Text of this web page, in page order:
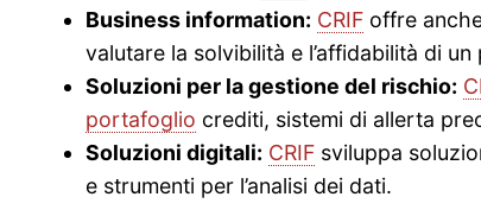
Business information: CRIF offre
valutare la solvibilità e l’affidabilità di
Soluzioni per la gestione del rischio:
portafoglio crediti, sistemi di allerta
Soluzioni digitali: CRIF sviluppa
e strumenti per l’analisi dei dati.